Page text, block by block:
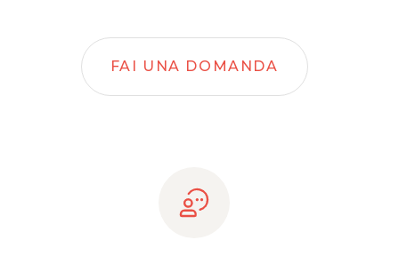
FAI UNA DOMANDA